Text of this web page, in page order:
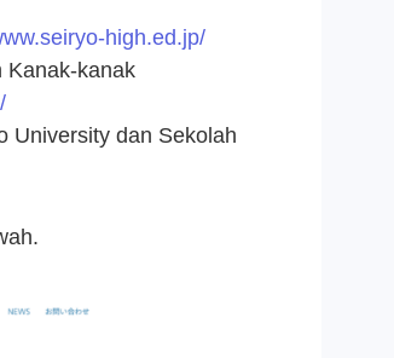
high.ed.jp/
Kanak-kanak
University dan Sekolah